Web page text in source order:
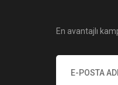
En avantajlı